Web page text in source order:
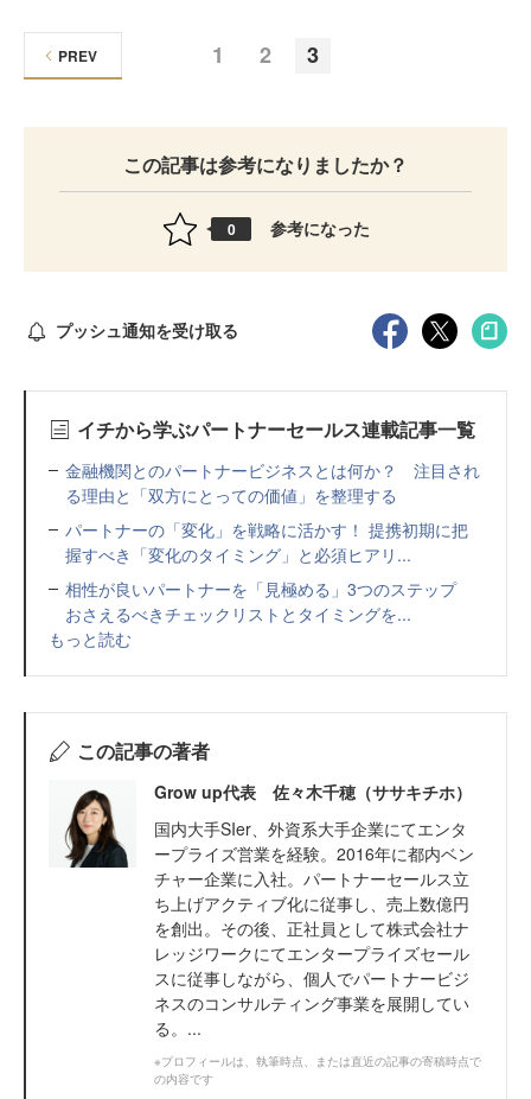
1 2 3
PREV
この記事は参考になりましたか？
0 参考になった
プッシュ通知を受け取る
イチから学ぶパートナーセールス連載記事一覧
金融機関とのパートナービジネスとは何か？ 注目され
る理由と「双方にとっての価値」を整理する
パートナーの「変化」を戦略に活かす！ 提携初期に把
握すべき「変化のタイミング」と必須ヒアリ...
相性が良いパートナーを「見極める」3つのステップ
おさえるべきチェックリストとタイミングを...
もっと読む
この記事の著者
Grow up代表 佐々木千穂（ササキチホ）
国内大手SIer、外資系大手企業にてエンタ
ープライズ営業を経験。2016年に都内ベン
チャー企業に入社。パートナーセールス立
ち上げアクティブ化に従事し、売上数億円
を創出。その後、正社員として株式会社ナ
レッジワークにてエンタープライズセール
スに従事しながら、個人でパートナービジ
ネスのコンサルティング事業を展開してい
る。...
※プロフィールは、執筆時点、または直近の記事の寄稿時点で
の内容です